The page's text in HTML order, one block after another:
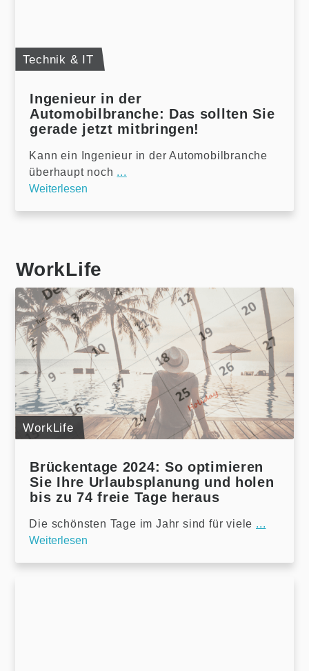
Technik & IT
Ingenieur in der
Automobilbranche: Das sollten Sie
gerade jetzt mitbringen!
Kann ein Ingenieur in der Automobilbranche
überhaupt noch ...
Weiterlesen
WorkLife
WorkLife
Brückentage 2024: So optimieren
Sie Ihre Urlaubsplanung und holen
bis zu 74 freie Tage heraus
Die schönsten Tage im Jahr sind für viele ...
Weiterlesen